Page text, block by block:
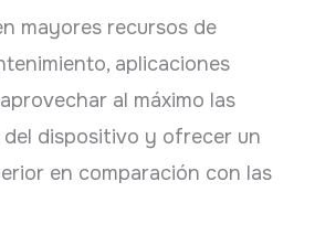
mayores recursos de
aplicaciones
al máximo las
dispositivo y ofrecer un
en comparación con las